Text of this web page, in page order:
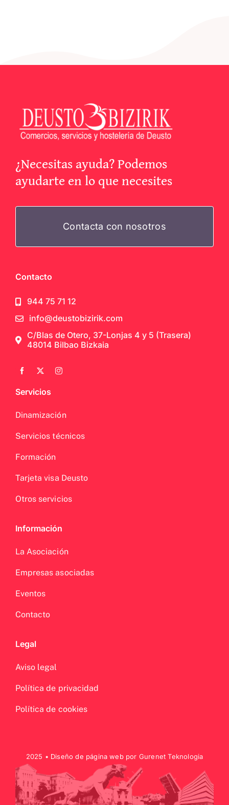
¿Necesitas ayuda? Podemos
ayudarte en lo que necesites
Contacta con nosotros
Contacto
944 75 71 12
info@deustobizirik.com
C/Blas de Otero, 37-Lonjas 4 y 5 (Trasera)
48014 Bilbao Bizkaia
Servicios
Dinamización
Servicios técnicos
Formación
Tarjeta visa Deusto
Otros servicios
Información
La Asociación
Empresas asociadas
Eventos
Contacto
Legal
Aviso legal
Política de privacidad
Política de cookies
2025 • Diseño de página webpor Gurenet Teknologia